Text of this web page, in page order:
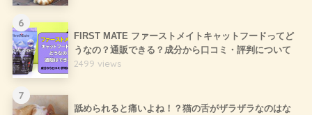
6
FIRST MATE ファーストメイトキャットフードってど
うなの？通販できる？成分から口コミ・評判について
2499 views
7
舐められると痛いよね！？猫の舌がザラザラなのはな